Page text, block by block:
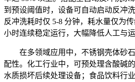
到预设阈值时，设备可自动启动反冲
反冲洗耗时仅 5-8 分钟，耗水量仅为
小时连续稳定运行，大幅降低人工与运
在多领域应用中，不锈钢壳体砂
配性。化工行业中，可预处理含酸碱
水质损坏后续处理设备；食品饮料行